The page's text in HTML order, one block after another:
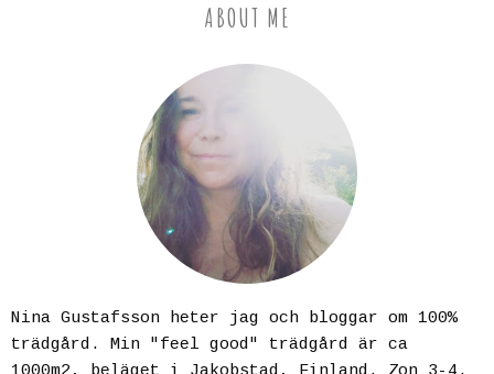
ABOUT ME
Nina Gustafsson heter jag och bloggar om 100%
trädgård. Min "feel good" trädgård är ca